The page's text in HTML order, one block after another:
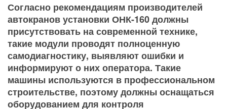
Согласно рекомендациям производителей
автокранов установки ОНК-160 должны
присутствовать на современной технике,
такие модули проводят полноценную
самодиагностику, выявляют ошибки и
информируют о них оператора. Такие
машины используются в профессиональном
строительстве, поэтому должны оснащаться
оборудованием для контроля